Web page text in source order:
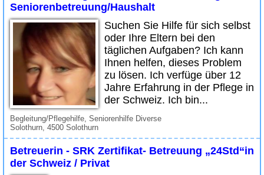
Seniorenbetreuung/Haushalt
Suchen Sie Hilfe für sich selbst
oder Ihre Eltern bei den
täglichen Aufgaben? Ich kann
Ihnen helfen, dieses Problem
zu lösen. Ich verfüge über 12
Jahre Erfahrung in der Pflege in
der Schweiz. Ich bin...
Begleitung/Pflegehilfe, Seniorenhilfe Diverse
Solothurn, 4500 Solothurn
Betreuerin - SRK Zertifikat- Betreuung „24Std“in
der Schweiz / Privat